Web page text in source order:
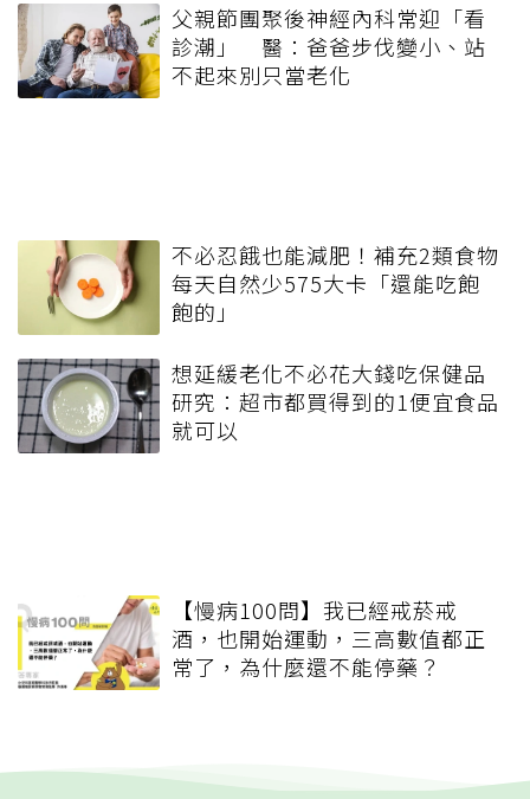
父親節團聚後神經內科常迎「看
診潮」 醫：爸爸步伐變小、站
不起來別只當老化
不必忍餓也能減肥！補充2類食物
每天自然少575大卡「還能吃飽
飽的」
想延緩老化不必花大錢吃保健品
研究：超市都買得到的1便宜食品
就可以
【慢病100問】我已經戒菸戒
酒，也開始運動，三高數值都正
常了，為什麼還不能停藥？